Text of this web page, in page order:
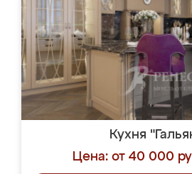
Кухня
Цена: от 40 000